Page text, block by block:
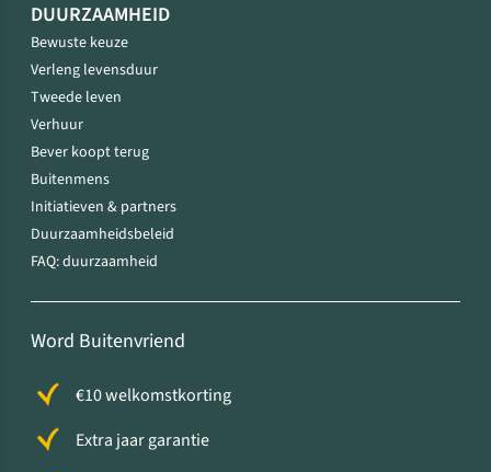
DUURZAAMHEID
Bewuste keuze
Verleng levensduur
Tweede leven
Verhuur
Bever koopt terug
Buitenmens
Initiatieven & partners
Duurzaamheidsbeleid
FAQ: duurzaamheid
Word Buitenvriend
€10 welkomstkorting
Extra jaar garantie